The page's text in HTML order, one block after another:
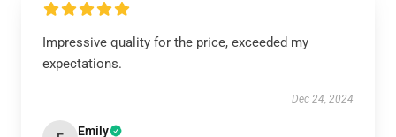
Impressive quality for the price, exceeded my
expectations.
Dec 24, 2024
Emily